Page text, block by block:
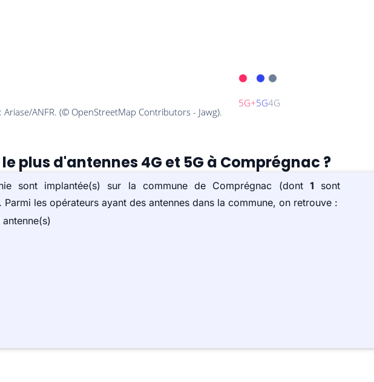
plus d'antennes 4G et 5G à Comprégnac ?
sont implantée(s) sur la commune de Comprégnac (dont 1 sont
les opérateurs ayant des antennes dans la commune, on retrouve :
antenne(s)